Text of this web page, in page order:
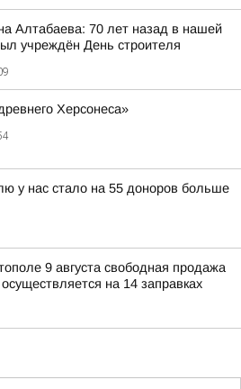
Алтабаева: 70 лет назад в нашей
учреждён День строителя
Херсонеса»
у нас стало на 55 доноров больше
9 августа свободная продажа
на 14 заправках